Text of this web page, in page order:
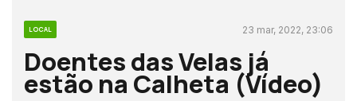
LOCAL 23 mar, 2022, 23:06
Doentes das Velas já
estão na Calheta (Vídeo)